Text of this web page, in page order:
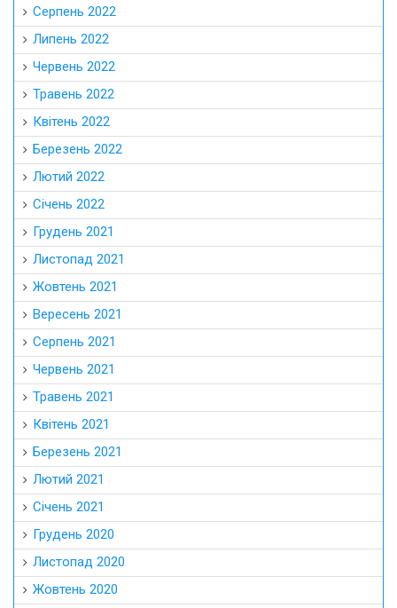
Серпень 2022
Липень 2022
Червень 2022
Травень 2022
Квітень 2022
Березень 2022
Лютий 2022
Січень 2022
Грудень 2021
Листопад 2021
Жовтень 2021
Вересень 2021
Серпень 2021
Червень 2021
Травень 2021
Квітень 2021
Березень 2021
Лютий 2021
Січень 2021
Грудень 2020
Листопад 2020
Жовтень 2020